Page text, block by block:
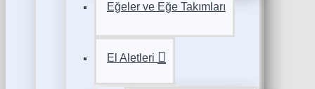
Eğeler ve Eğe Takımları
El Aletleri